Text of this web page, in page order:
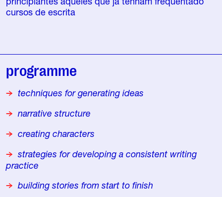
cursos de escrita
programme
techniques for generating ideas
narrative structure
creating characters
strategies for developing a consistent writing
practice
building stories from start to finish